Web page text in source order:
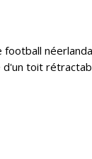
toit